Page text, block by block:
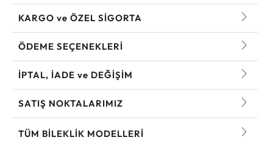
KARGO ve ÖZEL SİGORTA
ÖDEME SEÇENEKLERİ
İPTAL, İADE ve DEĞİŞİM
SATIŞ NOKTALARIMIZ
TÜM BILEKLIK MODELLERI